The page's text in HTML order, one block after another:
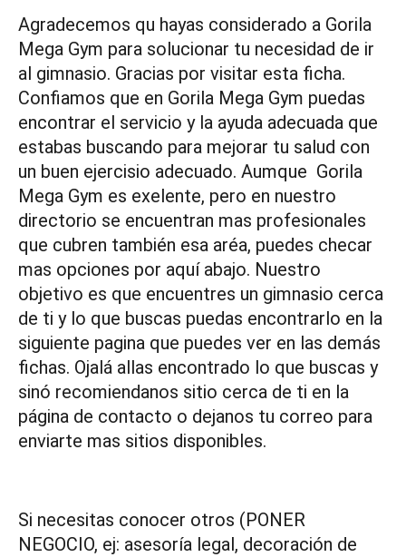
Agradecemos qu hayas considerado a Gorila
Mega Gym para solucionar tu necesidad de ir
al gimnasio. Gracias por visitar esta ficha.
Confiamos que en Gorila Mega Gym puedas
encontrar el servicio y la ayuda adecuada que
estabas buscando para mejorar tu salud con
un buen ejercisio adecuado. Aumque Gorila
Mega Gym es exelente, pero en nuestro
directorio se encuentran mas profesionales
que cubren también esa aréa, puedes checar
mas opciones por aquí abajo. Nuestro
objetivo es que encuentres un gimnasio cerca
de ti y lo que buscas puedas encontrarlo en la
siguiente pagina que puedes ver en las demás
fichas. Ojalá allas encontrado lo que buscas y
sinó recomiendanos sitio cerca de ti en la
página de contacto o dejanos tu correo para
enviarte mas sitios disponibles.
Si necesitas conocer otros (PONER
NEGOCIO, ej: asesoría legal, decoración de